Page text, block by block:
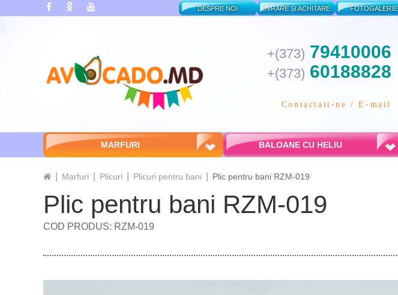
DESPRE NOI LIVRARE ȘI ACHITARE FOTOGALERIE
+(373) 79410006
+(373) 60188828
Contactati-ne / E-mail
MARFURI BALOANE CU HELIU
Marfuri Plicuri Plicuri pentru bani Plic pentru bani RZM-019
Plic pentru bani RZM-019
COD PRODUS: RZM-019